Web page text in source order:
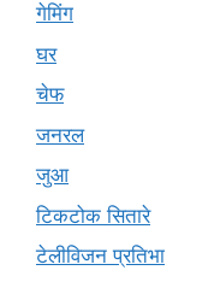
गेमिंग
घर
चेफ
जनरल
जुआ
टिकटोक सितारे
टेलीविजन प्रतिभा